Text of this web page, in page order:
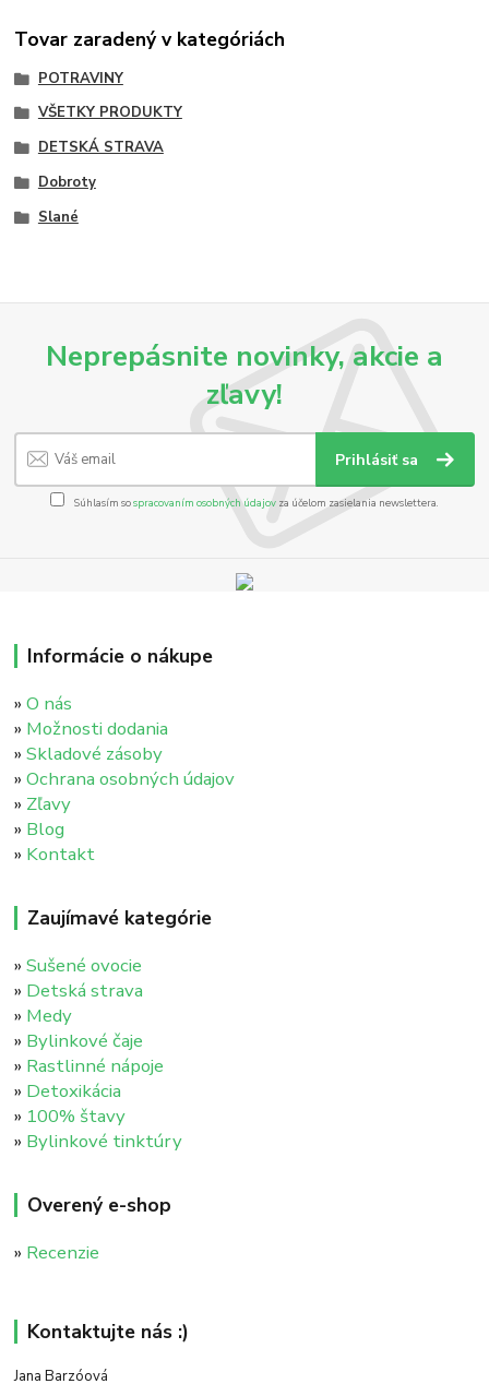
Tovar zaradený v kategóriách
POTRAVINY
VŠETKY PRODUKTY
DETSKÁ STRAVA
Dobroty
Slané
Neprepásnite novinky, akcie a
zľavy!
Prihlásiť sa
Súhlasím sospracovaním osobných údajov za účelom zasielania newslettera.
Informácie o nákupe
»O nás
» Možnosti dodania
»Skladové zásoby
»Ochrana osobných údajov
» Zľavy
» Blog
» Kontakt
Zaujímavé kategórie
»Sušené ovocie
» Detská strava
» Medy
» Bylinkové čaje
» Rastlinné nápoje
» Detoxikácia
» 100% štavy
» Bylinkové tinktúry
Overený e-shop
» Recenzie
Kontaktujte nás :)
Jana Barzóová